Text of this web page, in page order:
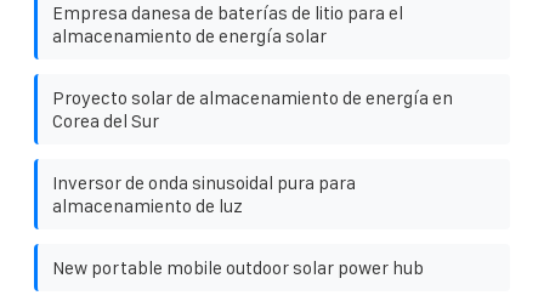
Empresa danesa de baterías de litio para el
almacenamiento de energía solar
Proyecto solar de almacenamiento de energía en
Corea del Sur
Inversor de onda sinusoidal pura para
almacenamiento de luz
New portable mobile outdoor solar power hub